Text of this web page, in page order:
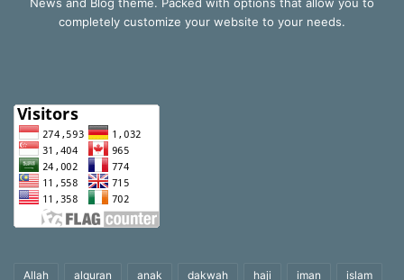
completely customize your website to your needs.
Allah alquran anak dakwah haji iman islam